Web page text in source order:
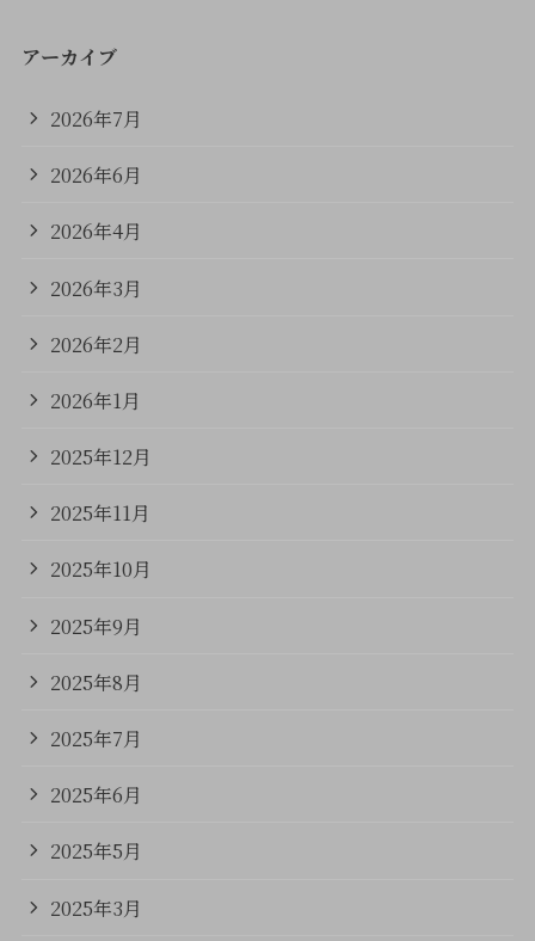
アーカイブ
2026年7月
2026年6月
2026年4月
2026年3月
2026年2月
2026年1月
2025年12月
2025年11月
2025年10月
2025年9月
2025年8月
2025年7月
2025年6月
2025年5月
2025年3月